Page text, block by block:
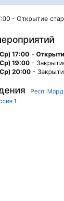
- Открытие
17:00 -
19:00 -
20:00 -
Респ.
1